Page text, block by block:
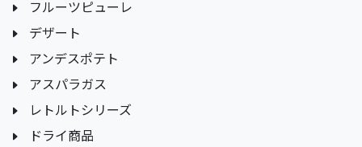
フルーツピューレ
デザート
アンデスポテト
アスパラガス
レトルトシリーズ
ドライ商品